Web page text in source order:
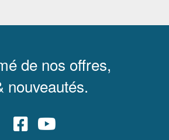
de nos offres,
nouveautés.